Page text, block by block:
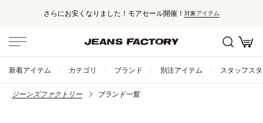
セール開催！ 対象アイテム セール対象外アイテム
新着アイテム カテゴリ ブランド 別注アイテム スタッフス
ジーンズファクトリー ブランド一覧